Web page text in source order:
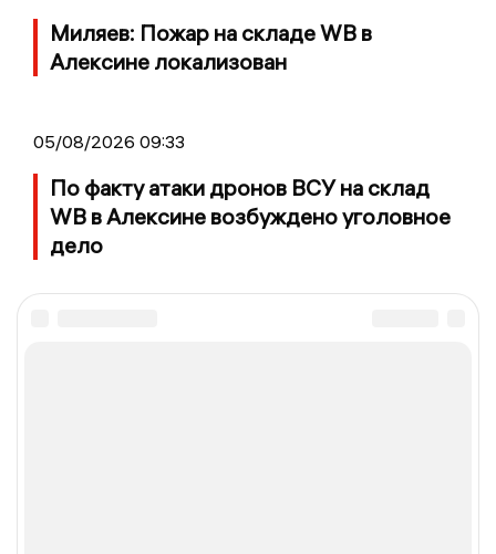
Миляев: Пожар на складе WB в
Алексине локализован
05/08/2026 09:33
По факту атаки дронов ВСУ на склад
WB в Алексине возбуждено уголовное
дело